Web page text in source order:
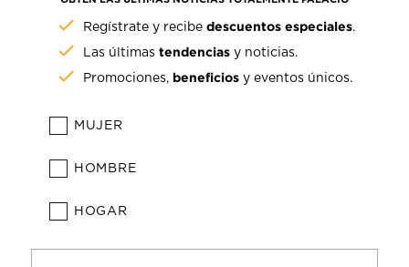
Regístrate y recibedescuentos especiales.
Las últimastendencias y noticias.
Promociones, beneficios y eventos únicos.
MUJER
HOMBRE
HOGAR